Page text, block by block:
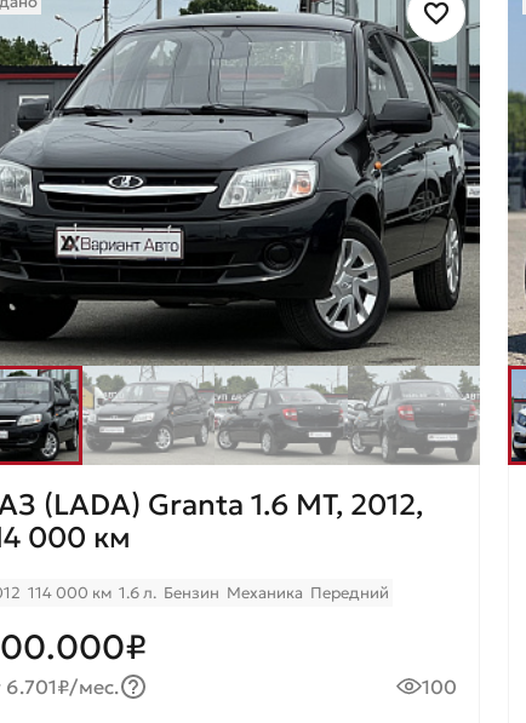
(LADA) Granta 1.6 MT, 2012,
000 км
114 000 км 1.6 л. Бензин Механика Передний
6.701₽/мес. 100